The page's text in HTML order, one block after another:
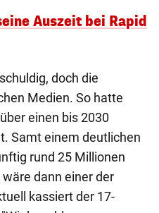
Auszeit bei Rapid
doch die
Medien. So hatte
einen bis 2030
Samt einem deutlichen
rund 25 Millionen
dann einer der
kassiert der 17-